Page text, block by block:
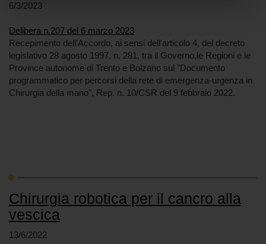
6/3/2023
Delibera n.207 del 6 marzo 2023
Recepimento dell'Accordo, ai sensi dell'articolo 4, del decreto
legislativo 28 agosto 1997, n. 281, tra il Governo,le Regioni e le
Province autonome di Trento e Bolzano sul "Documento
programmatico per percorsi della rete di emergenza-urgenza in
Chirurgia della mano", Rep. n. 10/CSR del 9 febbraio 2022.
Chirurgia robotica per il cancro alla
vescica
13/6/2022